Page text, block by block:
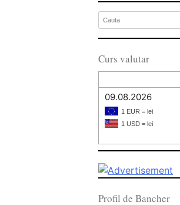
Curs valutar
09.08.2026
1 EUR = lei
1 USD = lei
Profil de Bancher